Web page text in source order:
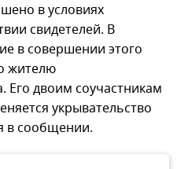
в условиях
свидетелей. В
в совершении этого
жителю
двоим соучастникам
укрывательство
в сообщении.